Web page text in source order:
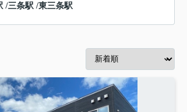
/三条駅 /東三条駅